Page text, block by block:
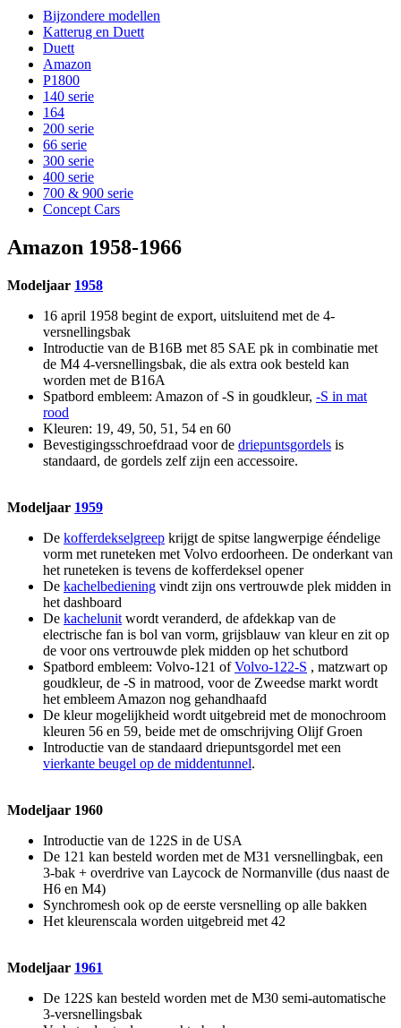
Bijzondere modellen
Katterug en Duett
Duett
Amazon
P1800
140 serie
164
200 serie
66 serie
300 serie
400 serie
700 & 900 serie
Concept Cars
Amazon 1958-1966
Modeljaar 1958
16 april 1958 begint de export, uitsluitend met de 4-
versnellingsbak
Introductie van de B16B met 85 SAE pk in combinatie met
de M4 4-versnellingsbak, die als extra ook besteld kan
worden met de B16A
Spatbord embleem: Amazon of -S in goudkleur, -S in mat
rood
Kleuren: 19, 49, 50, 51, 54 en 60
Bevestigingsschroefdraad voor de driepuntsgordels is
standaard, de gordels zelf zijn een accessoire.
Modeljaar 1959
De kofferdekselgreep krijgt de spitse langwerpige ééndelige
vorm met runeteken met Volvo erdoorheen. De onderkant van
het runeteken is tevens de kofferdeksel opener
De kachelbediening vindt zijn ons vertrouwde plek midden in
het dashboard
De kachelunit wordt veranderd, de afdekkap van de
electrische fan is bol van vorm, grijsblauw van kleur en zit op
de voor ons vertrouwde plek midden op het schutbord
Spatbord embleem: Volvo-121 ofVolvo-122-S , matzwart op
goudkleur, de -S in matrood, voor de Zweedse markt wordt
het embleem Amazon nog gehandhaafd
De kleur mogelijkheid wordt uitgebreid met de monochroom
kleuren 56 en 59, beide met de omschrijving Olijf Groen
Introductie van de standaard driepuntsgordel met een
vierkante beugel op de middentunnel.
Modeljaar 1960
Introductie van de 122S in de USA
De 121 kan besteld worden met de M31 versnellingbak, een
3-bak + overdrive van Laycock de Normanville (dus naast de
H6 en M4)
Synchromesh ook op de eerste versnelling op alle bakken
Het kleurenscala worden uitgebreid met 42
Modeljaar 1961
De 122S kan besteld worden met de M30 semi-automatische
3-versnellingsbak